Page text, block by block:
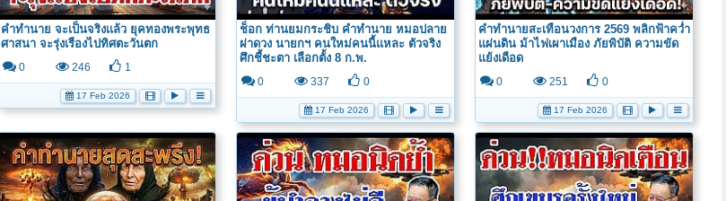
คำทำนาย จะเป็นจริงเเล้ว ยุคทองพระพุทธ
ศาสนา จะรุ่งเรืองไปทิศตะวันตก
0 246 1
17 Feb 2026
ช็อก ท่านยมกระชิบ คำทำนาย หมอปลาย
ผ่าดวง นายกฯ คนใหม่คนนี้แหละ ตัวจริง
ศึกชี้ชะตา เลือกตั้ง 8 ก.พ.
0 337 0
17 Feb 2026
คำทำนายสะเทือนวงการ 2569 พลิกฟ้าคว่ำ
แผ่นดิน ม้าไฟเผาเมือง ภัยพิบัติ ความขัด
แย้งเดือด
0 251 0
17 Feb 2026